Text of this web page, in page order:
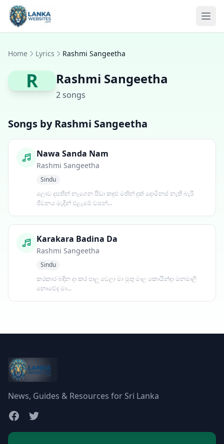
Skip to content
Home Lyrics Rashmi Sangeetha
R Rashmi Sangeetha
2 songs
Songs by Rashmi Sangeetha
Nawa Sanda Nam
Rashmi Sangeetha
Sindu
ලොව දසතින් නැගෙන පීඩා කඳුළු මතින් දුක් දොමිනස් නැති බැරි
ජීවනය මැදින් එළැඹේ වසන්...
Karakara Badina Da
Rashmi Sangeetha
Sindu
කරකාර බඳින දා කර පාලු වෙලා මා මුතු මාල කොයින්දා මනමාලි
නොවේද මා...
News, Guides & Resources for Sri Lanka